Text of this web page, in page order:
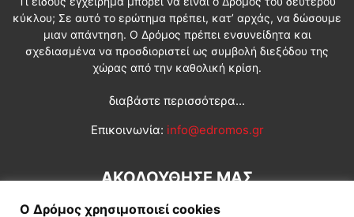
κύκλου; Σε αυτό το ερώτημα πρέπει, κατ’ αρχάς, να δώσουμε
μιαν απάντηση. Ο Δρόμος πρέπει ενσυνείδητα και
σχεδιασμένα να προσδιοριστεί ως συμβολή διεξόδου της
χώρας από την καθολική κρίση.
διαβάστε περισσότερα...
Επικοινωνία: info@edromos.gr
ΑΚΟΛΟΥΘΗΣΕ ΜΑΣ
Ο Δρόμος χρησιμοποιεί cookies